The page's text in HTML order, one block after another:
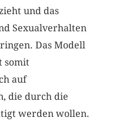
und das
Sexualverhalten
Das Modell
somit
auf
die durch die
werden wollen.